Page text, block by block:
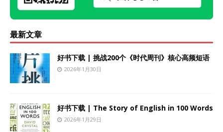
最新文章
好书下载 | 挑战200个《时代周刊》核心高频短语
2026年1月30日
好书下载 | The Story of English in 100 Words
2026年1月29日